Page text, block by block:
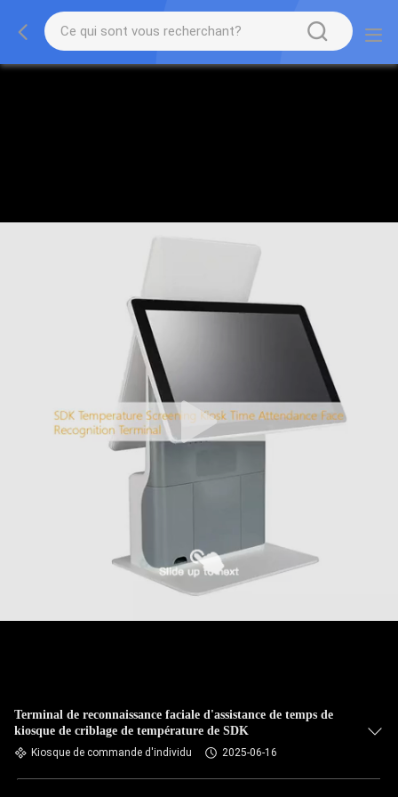
Terminal de reconnaissance faciale d'assistance de temps de
kiosque de criblage de température de SDK
Kiosque de commande d'individu 2025-06-16